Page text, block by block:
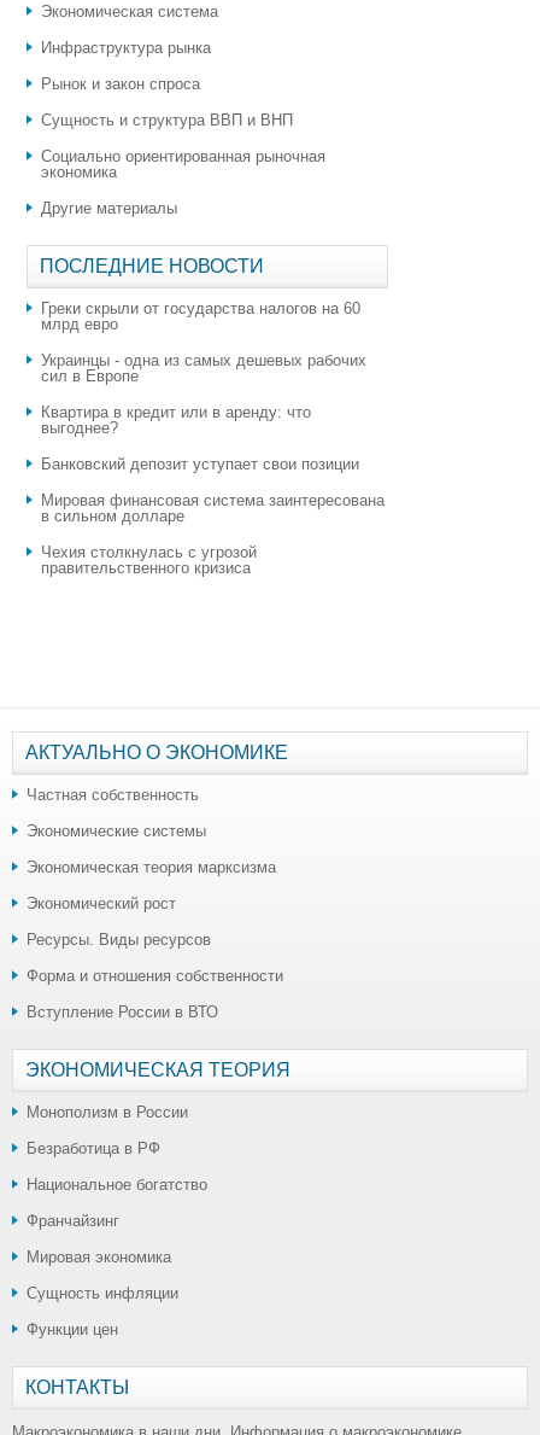
Экономическая система
Инфраструктура рынка
Рынок и закон спроса
Сущность и структура ВВП и ВНП
Социально ориентированная рыночная
экономика
Другие материалы
ПОСЛЕДНИЕ НОВОСТИ
Греки скрыли от государства налогов на 60
млрд евро
Украинцы - одна из самых дешевых рабочих
сил в Европе
Квартира в кредит или в аренду: что
выгоднее?
​Банковский депозит уступает свои позиции
Мировая финансовая система заинтересована
в сильном долларе
Чехия столкнулась с угрозой
правительственного кризиса
АКТУАЛЬНО О ЭКОНОМИКЕ
Частная собственность
Экономические системы
Экономическая теория марксизма
Экономический рост
Ресурсы. Виды ресурсов
Форма и отношения собственности
Вступление России в ВТО
ЭКОНОМИЧЕСКАЯ ТЕОРИЯ
Монополизм в России
Безработица в РФ
Национальное богатство
Франчайзинг
Мировая экономика
Сущность инфляции
Функции цен
КОНТАКТЫ